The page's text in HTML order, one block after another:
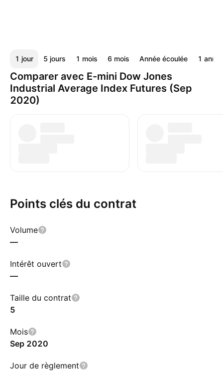
1 jour 5 jours 1 mois 6 mois Année écoulée 1
Comparer avec E-mini Dow Jones
Industrial Average Index Futures (Sep
2020)
Points clés du contrat
Volume
—
Intérêt ouvert
—
Taille du contrat
5
Mois
Sep 2020
Jour de règlement